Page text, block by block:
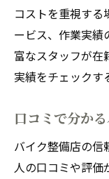
コストを重視す
ービス、作業実績
富なスタッフが在
実績をチェックす
口コミで分か
バイク整備店の信
人の口コミや評価